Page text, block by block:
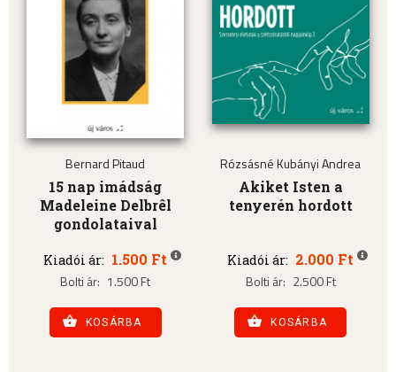
Bernard Pitaud
15 nap imádság
Madeleine Delbrêl
gondolataival
Kiadói ár: 1.500 Ft
Bolti ár: 1.500 Ft
KOSÁRBA
Rózsásné Kubányi Andrea
Akiket Isten a
tenyerén hordott
Kiadói ár: 2.000 Ft
Bolti ár: 2.500 Ft
KOSÁRBA